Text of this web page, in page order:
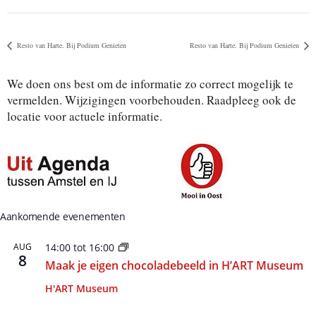
Resto van Harte. Bij Podium Genieten Resto van Harte. Bij Podium Genieten
We doen ons best om de informatie zo correct mogelijk te
vermelden. Wijzigingen voorbehouden. Raadpleeg ook de
locatie voor actuele informatie.
Aankomende evenementen
AUG
8
14:00 tot 16:00
Maak je eigen chocoladebeeld in H’ART Museum
H'ART Museum